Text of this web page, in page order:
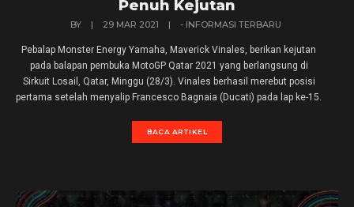
Penuh Kejutan
BY | 29 MAR 2021 | - INFORMASI TERBARU
Pebalap Monster Energy Yamaha, Maverick Vinales, berikan kejutan
pada balapan pembuka MotoGP Qatar 2021 yang berlangsung di
Sirkuit Losail, Qatar, Minggu (28/3). Vinales berhasil merebut posisi
pertama setelah menyalip Francesco Bagnaia (Ducati) pada lap ke-15.
BACA ARTIKEL